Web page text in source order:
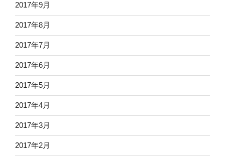
2017年9月
2017年8月
2017年7月
2017年6月
2017年5月
2017年4月
2017年3月
2017年2月